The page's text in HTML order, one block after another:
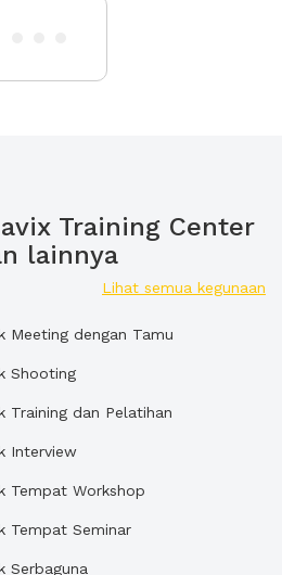
Training Center
lainnya
Lihat semua kegunaan
Meeting dengan Tamu
Shooting
Training dan Pelatihan
Interview
Tempat Workshop
Tempat Seminar
Serbaguna